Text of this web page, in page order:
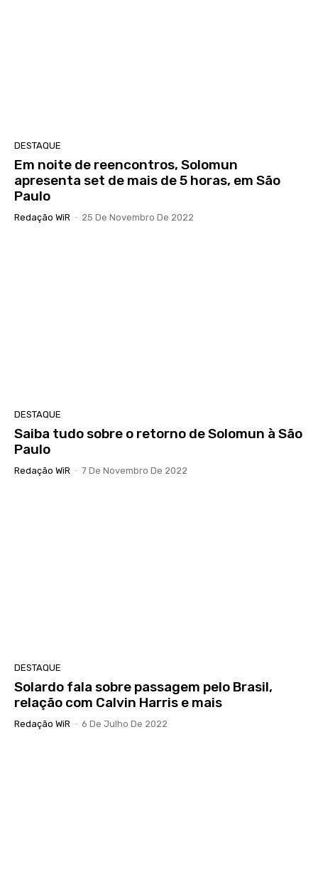
DESTAQUE
Em noite de reencontros, Solomun
apresenta set de mais de 5 horas, em São
Paulo
Redação WiR - 25 De Novembro De 2022
DESTAQUE
Saiba tudo sobre o retorno de Solomun à São
Paulo
Redação WiR - 7 De Novembro De 2022
DESTAQUE
Solardo fala sobre passagem pelo Brasil,
relação com Calvin Harris e mais
Redação WiR - 6 De Julho De 2022